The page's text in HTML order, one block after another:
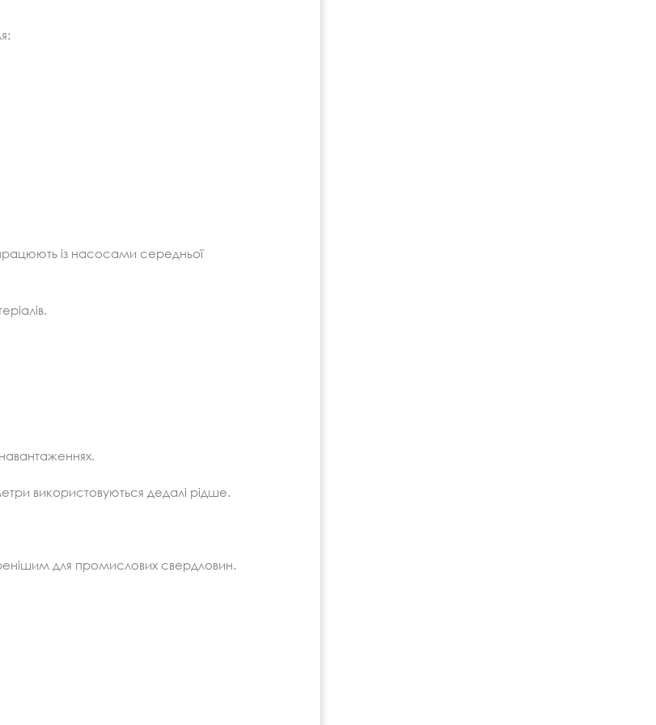
із насосами середньої
використовуються дедалі рідше.
для промислових свердловин.